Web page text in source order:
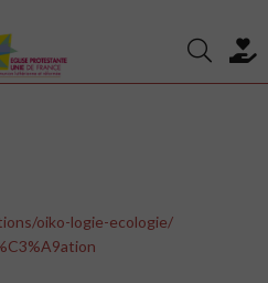
oiko-logie-ecologie/